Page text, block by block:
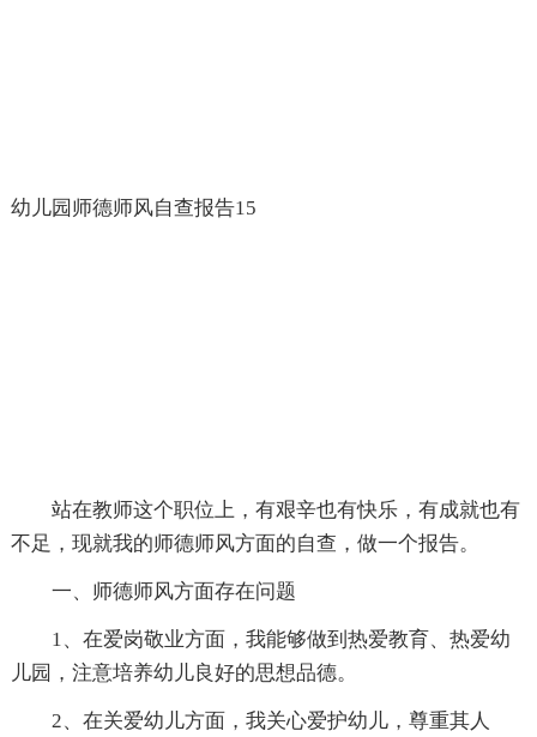
幼儿园师德师风自查报告15
站在教师这个职位上，有艰辛也有快乐，有成就也有
不足，现就我的师德师风方面的自查，做一个报告。
一、师德师风方面存在问题
1、在爱岗敬业方面，我能够做到热爱教育、热爱幼
儿园，注意培养幼儿良好的思想品德。
2、在关爱幼儿方面，我关心爱护幼儿，尊重其人